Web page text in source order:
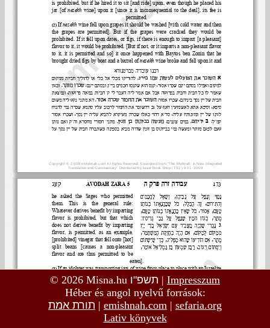
© 2026 Misna.hu תשפ"ו | Impresszum
Héber és angol nyelvű források:
תורת אמת | emishnah.com | sefaria.org
Lativ könyvek